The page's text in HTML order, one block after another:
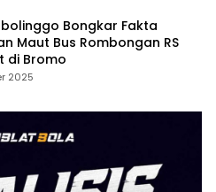
Bongkar Fakta
Maut Bus Rombongan RS
di Bromo
2025